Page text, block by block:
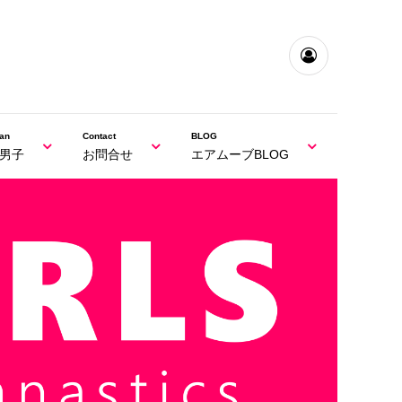
子
Contact
お問合せ
BLOG
エアムーブBLOG